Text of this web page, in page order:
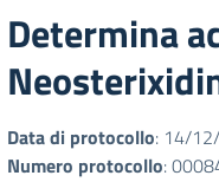
Determina
Data di protocollo: 14/
Numero protocollo: